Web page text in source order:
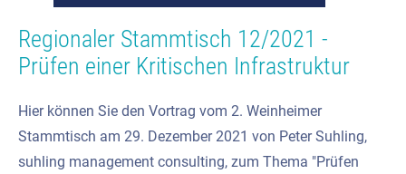
Regionaler Stammtisch 12/2021 -
Prüfen einer Kritischen Infrastruktur
Hier können Sie den Vortrag vom 2. Weinheimer
Stammtisch am 29. Dezember 2021 von Peter Suhling,
suhling management consulting, zum Thema "Prüfen